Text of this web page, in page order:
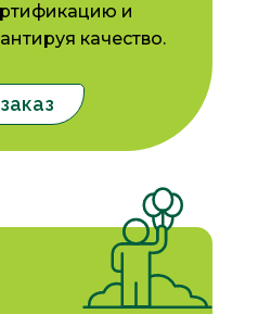
и
качество.